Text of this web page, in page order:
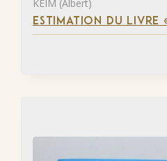
KEIM (Albert)
ESTIMATION DU LIVRE